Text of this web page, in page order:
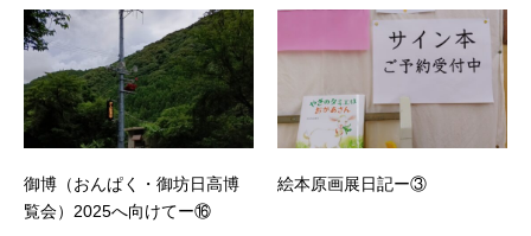
御博（おんぱく・御坊日高博
覧会）2025へ向けてー⑯
絵本原画展日記ー③